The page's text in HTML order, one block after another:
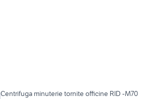
Centrifuga minuterie tornite officine RID -M70